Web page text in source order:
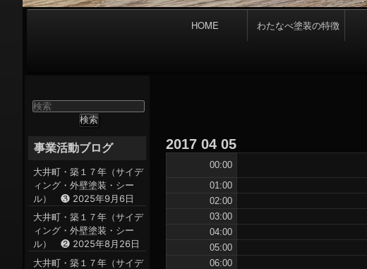
ゲ
ョ
ン
HOME わたなべ塗装の特徴
2017 04 05
00:00
01:00
02:00
03:00
04:00
05:00
06:00
検
象:
事業活動ブログ
大井町・築１７年（サイデ
ィング・外壁塗装・シー
ル） ❸ 2025年9月6日
大井町・築１７年（サイデ
ィング・外壁塗装・シー
ル） ❷ 2025年8月26日
大井町・築１７年（サイデ